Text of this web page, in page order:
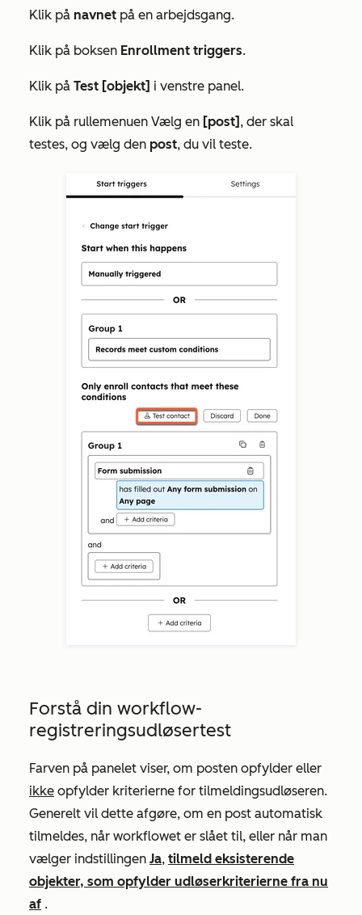
Klik på navnet på en arbejdsgang.
Klik på boksen Enrollment triggers.
Klik på Test [objekt] i venstre panel.
Klik på rullemenuen Vælg en [post] , der skal
testes, og vælg den post, du vil teste.
Forstå din workflow-
registreringsudløsertest
Farven på panelet viser, om posten opfylder eller
ikke opfylder kriterierne for tilmeldingsudløseren.
Generelt vil dette afgøre, om en post automatisk
tilmeldes, når workflowet er slået til, eller når man
vælger indstillingen Ja, tilmeld eksisterende
objekter, som opfylder udløserkriterierne fra nu
af .